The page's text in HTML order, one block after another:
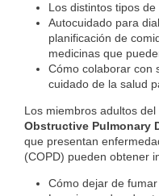
Los distintos tipos
Autocuidado para
planificación de
medicinas que
Cómo colaborar con
cuidado de la salud
Los miembros adultos
Obstructive Pulmonary
que presentan
(COPD) pueden obtener
Cómo dejar de fumar